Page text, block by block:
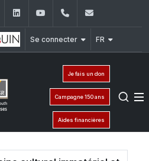
InstagramLinkedInYouTube+961 (1) 421 586
Se connecter FR
Je fais un don
Campagne 150 ans
Aides financières